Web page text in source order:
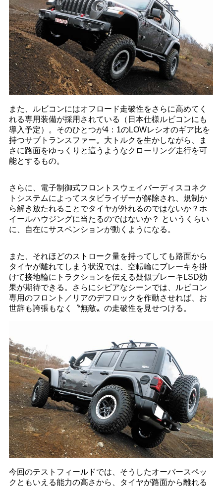
また、ルビコンにはオフロード走破性をさらに高めてく
れる専用装備が採用されている（日本仕様ルビコンにも
導入予定）。そのひとつが4：1のLOWレシオのギア比を
持つサブトランスファー。大トルクを生かしながら、ま
さに路面をゆっくりと這うようなクローリング走行を可
能とするもの。
さらに、電子制御式フロントスウェイバーディスコネク
トシステムによってスタビライザーが解除され、規制か
ら解き放たれることでタイヤが外れるのではないか？ホ
イールハウジングに当たるのではないか？ というくらい
に、自在にサスペンションが動くようになる。
また、それほどのストローク量を持ってしても路面から
タイヤが離れてしまう状況では、空転輪にブレーキを掛
けて接地輪にトラクションを伝える疑似ブレーキLSD効
果が期待できる。さらにシビアなシーンでは、ルビコン
専用のフロント／リアのデフロックを作動させれば、お
世辞も誇張もなく〝無敵〟の走破性を見せつける。
今回のテストフィールドでは、そうしたオーバースペッ
クともいえる能力の高さから、タイヤが路面から離れる